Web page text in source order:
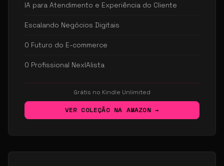
IA para Atendimento e Experiência do Cliente
Escalando Negócios Digitais
O Futuro do E-commerce
O Profissional NexIAlista
Grátis no Kindle Unlimited
VER COLEÇÃO NA AMAZON →